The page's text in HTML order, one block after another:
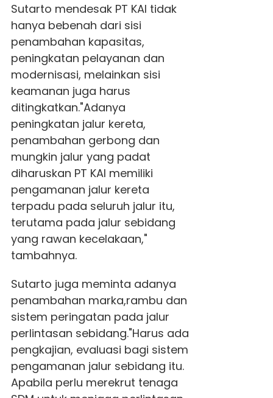
Sutarto mendesak PT KAI tidak
hanya bebenah dari sisi
penambahan kapasitas,
peningkatan pelayanan dan
modernisasi, melainkan sisi
keamanan juga harus
ditingkatkan."Adanya
peningkatan jalur kereta,
penambahan gerbong dan
mungkin jalur yang padat
diharuskan PT KAI memiliki
pengamanan jalur kereta
terpadu pada seluruh jalur itu,
terutama pada jalur sebidang
yang rawan kecelakaan,"
tambahnya.
Sutarto juga meminta adanya
penambahan marka,rambu dan
sistem peringatan pada jalur
perlintasan sebidang."Harus ada
pengkajian, evaluasi bagi sistem
pengamanan jalur sebidang itu.
Apabila perlu merekrut tenaga